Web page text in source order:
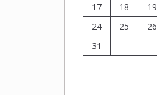
17
18 19
24
25 26
31